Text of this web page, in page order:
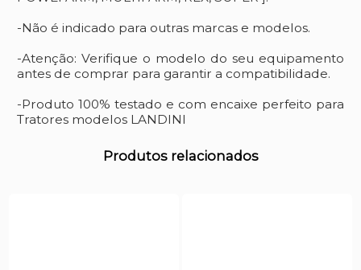
-Não é indicado para outras marcas e modelos.
-Atenção: Verifique o modelo do seu equipamento
antes de comprar para garantir a compatibilidade.
-Produto 100% testado e com encaixe perfeito para
Tratores modelos LANDINI
Produtos relacionados